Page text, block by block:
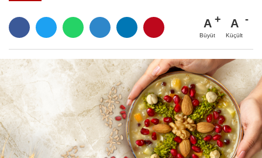
A
Büyüt
A
Küçült